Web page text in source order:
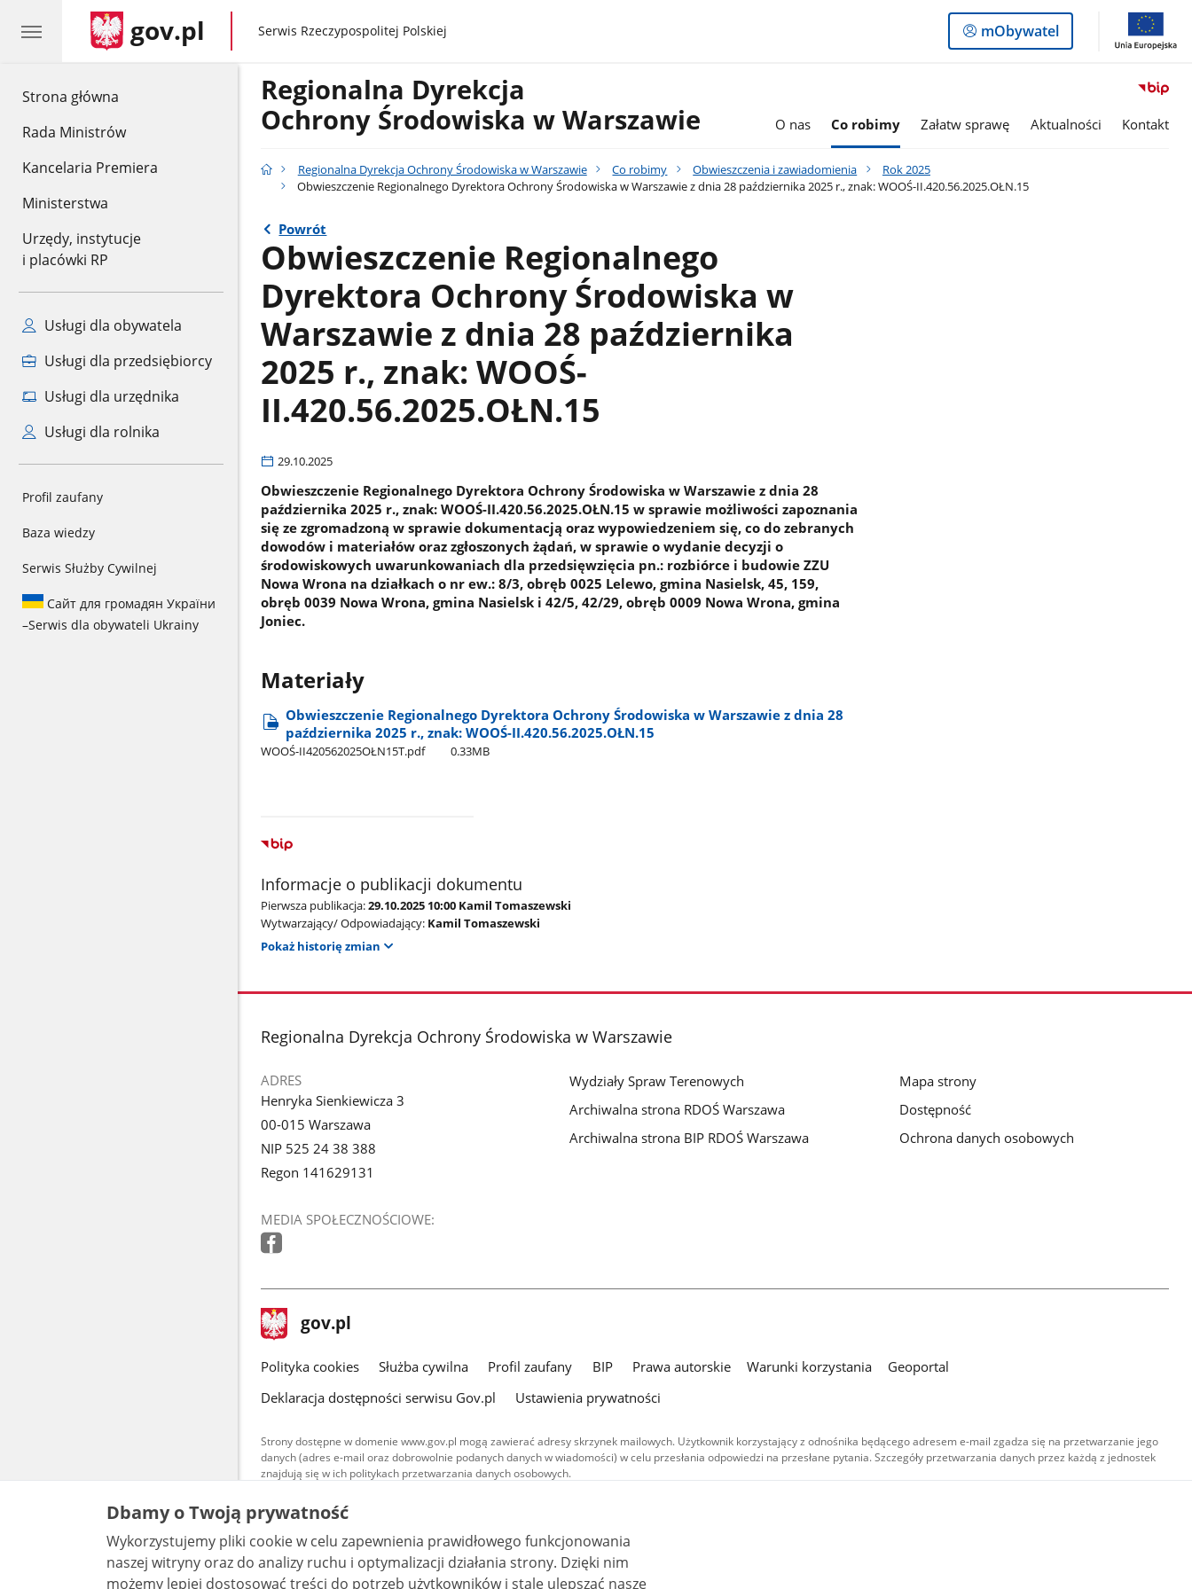
Strona główna
Rada Ministrów
Kancelaria Premiera
Ministerstwa
Urzędy, instytucje
i placówki RP
Usługi dla obywatela
Usługi dla przedsiębiorcy
Usługi dla urzędnika
Usługi dla rolnika
Profil zaufany
Baza wiedzy
Serwis Służby Cywilnej
Сайт для громадян України
–Serwis dla obywateli Ukrainy
gov.pl gov.pl
Serwis Rzeczypospolitej Polskiej
Logowanie
do
mObywatel
Regionalna Dyrekcja
Ochrony Środowiska w Warszawie
O nas Co robimy Załatw sprawę Aktualności Kontakt
Regionalna Dyrekcja Ochrony Środowiska w Warszawie Co robimy Obwieszczenia i zawiadomienia
Rok 2025
Obwieszczenie Regionalnego Dyrektora Ochrony Środowiska w Warszawie z dnia 28 października 2025 r., znak: WOOŚ-II.420.56.2025.OŁN.15
Powrót
Obwieszczenie Regionalnego
Dyrektora Ochrony Środowiska w
Warszawie z dnia 28 października
2025 r., znak: WOOŚ-
II.420.56.2025.OŁN.15
29.10.2025
Obwieszczenie Regionalnego Dyrektora Ochrony Środowiska w Warszawie z dnia 28
października 2025 r., znak: WOOŚ-II.420.56.2025.OŁN.15 w sprawie możliwości zapoznania
się ze zgromadzoną w sprawie dokumentacją oraz wypowiedzeniem się, co do zebranych
dowodów i materiałów oraz zgłoszonych żądań, w sprawie o wydanie decyzji o
środowiskowych uwarunkowaniach dla przedsięwzięcia pn.: rozbiórce i budowie ZZU
Nowa Wrona na działkach o nr ew.: 8/3, obręb 0025 Lelewo, gmina Nasielsk, 45, 159,
obręb 0039 Nowa Wrona, gmina Nasielsk i 42/5, 42/29, obręb 0009 Nowa Wrona, gmina
Joniec.
Materiały
Obwieszczenie Regionalnego Dyrektora Ochrony Środowiska w Warszawie z dnia 28
października 2025 r., znak: WOOŚ-II.420.56.2025.OŁN.15
WOOŚ-II420562025OŁN15T.pdf 0.33MB
Informacje o publikacji dokumentu
Pierwsza publikacja:29.10.2025 10:00 Kamil Tomaszewski
Wytwarzający/ Odpowiadający: Kamil Tomaszewski
Pokaż historię zmian
stopka
Regionalna Dyrekcja Ochrony Środowiska w Warszawie
ADRES
Henryka Sienkiewicza 3
00-015 Warszawa
NIP 525 24 38 388
Regon 141629131
MEDIA SPOŁECZNOŚCIOWE:
Wydziały Spraw Terenowych
Archiwalna strona RDOŚ Warszawa
Archiwalna strona BIP RDOŚ Warszawa
Mapa strony
Dostępność
Ochrona danych osobowych
stopka
gov.pl Strona
gov.pl
gov.pl
Polityka cookies Służba cywilna Profil zaufany BIP Prawa autorskie Warunki korzystania
Geoportal
Deklaracja dostępności serwisu Gov.pl
Ustawienia prywatności
Strony dostępne w domenie www.gov.pl mogą zawierać adresy skrzynek mailowych. Użytkownik korzystający z odnośnika będącego adresem e-mail zgadza się na przetwarzanie jego
danych (adres e-mail oraz dobrowolnie podanych danych w wiadomości) w celu przesłania odpowiedzi na przesłane pytania. Szczegóły przetwarzania danych przez każdą z jednostek
znajdują się w ich politykach przetwarzania danych osobowych.
Treści tekstowe publikowane w serwisie (z wyłączeniem treści audiowizualnych), są
udostępniane na licencji typu Creative Commons: uznanie autorstwa - na tych samych
warunkach 4.0 (CC BY-SA 4.0). Materiały audiowizualne, w tym zdjęcia, materiały audio i wideo,
są udostępniane na licencji typu Creative Commons: uznanie autorstwa użycie niekomercyjne -
bez utworów zależnych 4.0 (CC BY-NC-ND 4.0), o ile nie jest to stwierdzone inaczej.
Dbamy o Twoją prywatność
Wykorzystujemy pliki cookie w celu zapewnienia prawidłowego funkcjonowania
naszej witryny oraz do analizy ruchu i optymalizacji działania strony. Dzięki nim
możemy lepiej dostosować treści do potrzeb użytkowników i stale ulepszać nasze